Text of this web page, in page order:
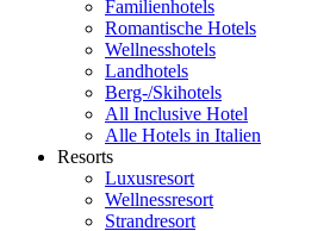
Familienhotels
Romantische Hotels
Wellnesshotels
Landhotels
Berg-/Skihotels
All Inclusive Hotel
Alle Hotels in Italien
Resorts
Luxusresort
Wellnessresort
Strandresort